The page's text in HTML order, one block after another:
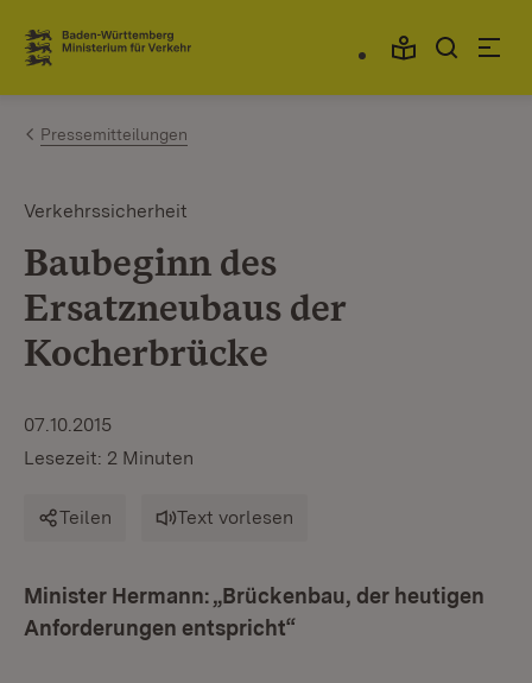
Zum Inhalt springen
Link zur Startseite
Pressemitteilungen
Verkehrssicherheit
Baubeginn des
Ersatzneubaus der
Kocherbrücke
07.10.2015
Lesezeit: 2 Minuten
Teilen Text vorlesen
Minister Hermann: „Brückenbau, der heutigen
Anforderungen entspricht“